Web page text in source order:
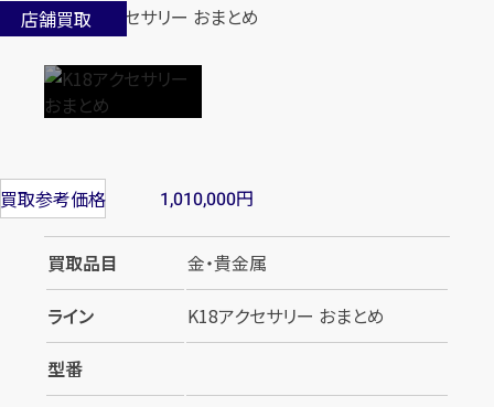
店舗買取
買取参考価格 1,010,000円
買取品目
金・貴金属
ライン
K18アクセサリー おまとめ
型番